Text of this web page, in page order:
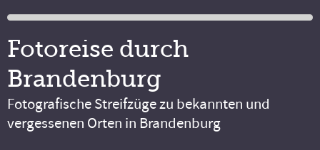
Fotoreise durch
Brandenburg
Fotografische Streifzüge zu bekannten und
vergessenen Orten in Brandenburg